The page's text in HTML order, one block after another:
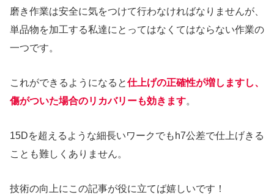
磨き作業は安全に気をつけて行わなければなりませんが、
単品物を加工する私達にとってはなくてはならない作業の
一つです。
これができるようになると仕上げの正確性が増しますし、
傷がついた場合のリカバリーも効きます。
15Dを超えるような細長いワークでもh7公差で仕上げきる
ことも難しくありません。
技術の向上にこの記事が役に立てば嬉しいです！